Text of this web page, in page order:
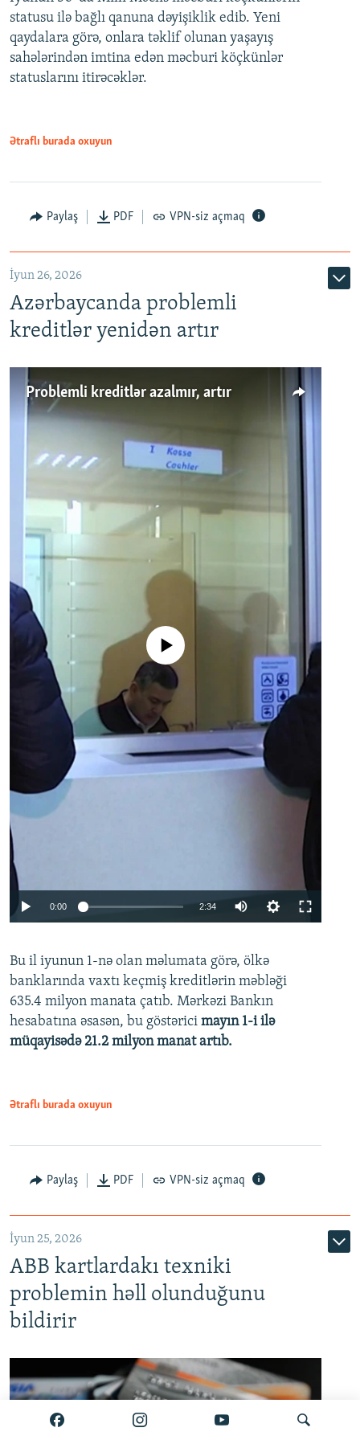
Auto 240p 360p 480p
720p 1080p
480p
720p
statusu ilə bağlı qanuna dəyişiklik edib. Yeni
qaydalara görə, onlara təklif olunan yaşayış
sahələrindən imtina edən məcburi köçkünlər
statuslarını itirəcəklər.
Ətraflı burada oxuyun
Paylaş PDF VPN-siz açmaq
İyun 26, 2026
Azərbaycanda problemli
kreditlər yenidən artır
Problemli kreditlər azalmır, artır
Auto 240p 360p 480p
720p 1080p
No media source currently available
0:00 2:34
360p
480p
720p
Bu il iyunun 1-nə olan məlumata görə, ölkə
banklarında vaxtı keçmiş kreditlərin məbləği
635.4 milyon manata çatıb. Mərkəzi Bankın
hesabatına əsasən, bu göstərici mayın 1-i ilə
müqayisədə 21.2 milyon manat artıb.
Ətraflı burada oxuyun
Paylaş PDF VPN-siz açmaq
İyun 25, 2026
ABB kartlardakı texniki
problemin həll olunduğunu
bildirir